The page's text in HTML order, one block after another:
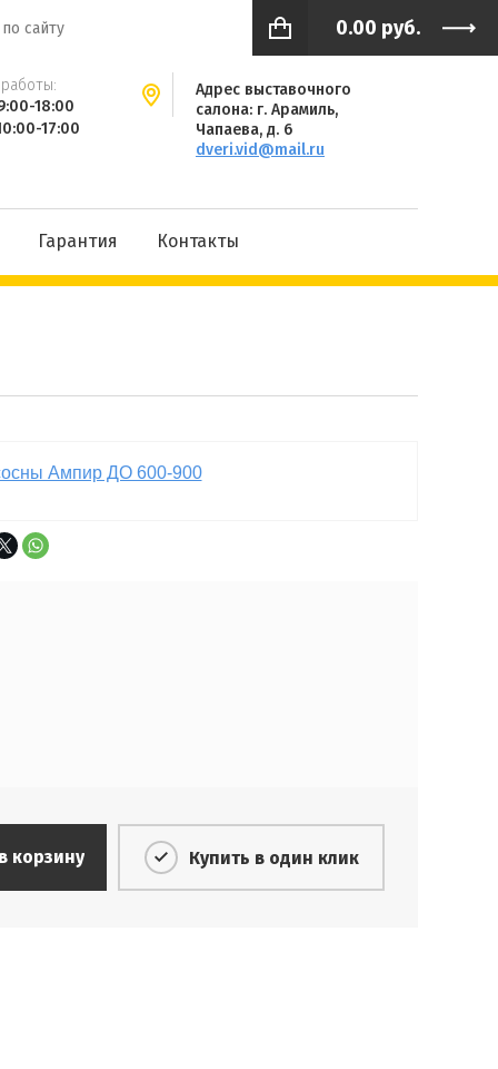
0.00 руб.
18:00
17:00
Адрес выставочного
салона: г. Арамиль,
Чапаева, д. 6
dveri.vid@mail.ru
Гарантия Контакты
корзину Купить в один клик